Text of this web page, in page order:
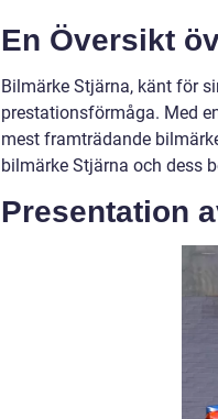
En Översikt
Bilmärke Stjärna, känt för
prestationsförmåga. Med
mest framträdande
bilmärke Stjärna och dess
Presentation